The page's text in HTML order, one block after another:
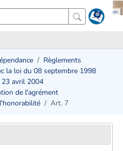
Règlements
la loi du 08 septembre 1998
avril 2004
de l'agrément
Art. 7